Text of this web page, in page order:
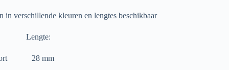
in verschillende kleuren en lengtes beschikbaar
Lengte:
28 mm